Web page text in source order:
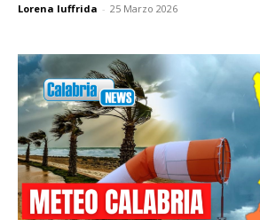
Lorena Iuffrida - 25 Marzo 2026